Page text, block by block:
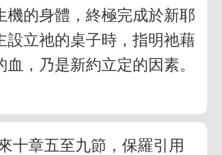
機的身體，終極完成於新耶
設立祂的桌子時，指明祂藉
血，乃是新約立定的因素。
十章五至九節，保羅引用